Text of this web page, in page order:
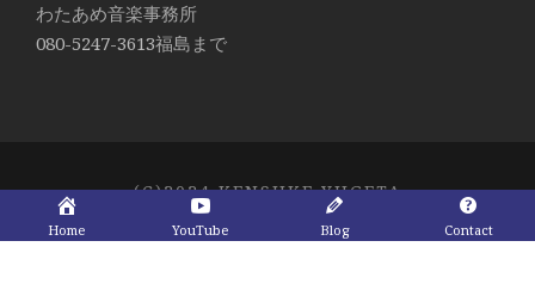
わたあめ音楽事務所
080-5247-3613福島まで
(C)2024 KENSUKE YUGETA
Home YouTube Blog Contact